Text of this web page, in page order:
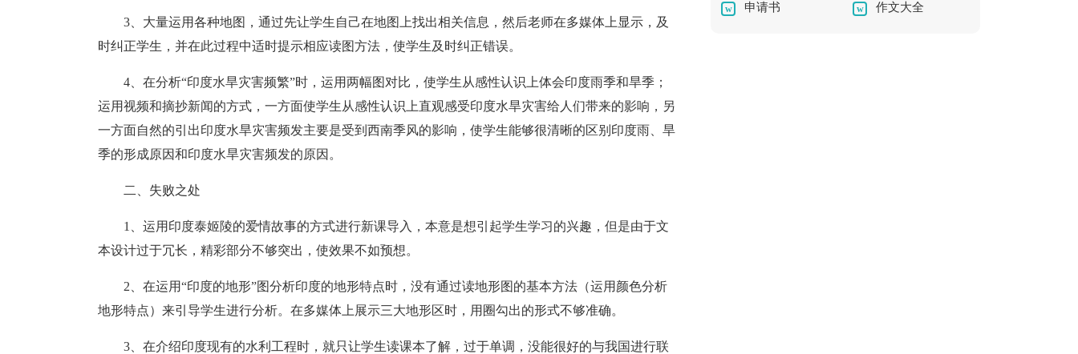
3、大量运用各种地图，通过先让学生自己在地图上找出相关信息，然后老师在多媒体上显示，及
时纠正学生，并在此过程中适时提示相应读图方法，使学生及时纠正错误。
4、在分析“印度水旱灾害频繁”时，运用两幅图对比，使学生从感性认识上体会印度雨季和旱季；
运用视频和摘抄新闻的方式，一方面使学生从感性认识上直观感受印度水旱灾害给人们带来的影响，另
一方面自然的引出印度水旱灾害频发主要是受到西南季风的影响，使学生能够很清晰的区别印度雨、旱
季的形成原因和印度水旱灾害频发的原因。
二、失败之处
1、运用印度泰姬陵的爱情故事的方式进行新课导入，本意是想引起学生学习的兴趣，但是由于文
本设计过于冗长，精彩部分不够突出，使效果不如预想。
2、在运用“印度的地形”图分析印度的地形特点时，没有通过读地形图的基本方法（运用颜色分析
地形特点）来引导学生进行分析。在多媒体上展示三大地形区时，用圈勾出的形式不够准确。
3、在介绍印度现有的水利工程时，就只让学生读课本了解，过于单调，没能很好的与我国进行联
申请书 作文大全